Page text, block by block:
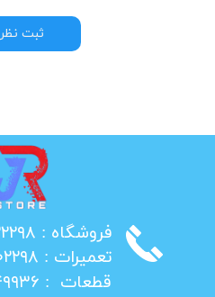
ثبت نظر
​فروشگاه : ۰۲۶۳۲۲۲۲۲۹۸
​تعمیرات : ۰۲۶۳۲۲۰۲۲۹۸
​قطعات : ۰۲۱۳۶۳۴۹۹۳۶